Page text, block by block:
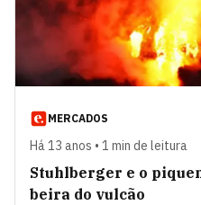
MERCADOS
Há 13 anos • 1 min de leitura
Stuhlberger e o
beira do vulcão